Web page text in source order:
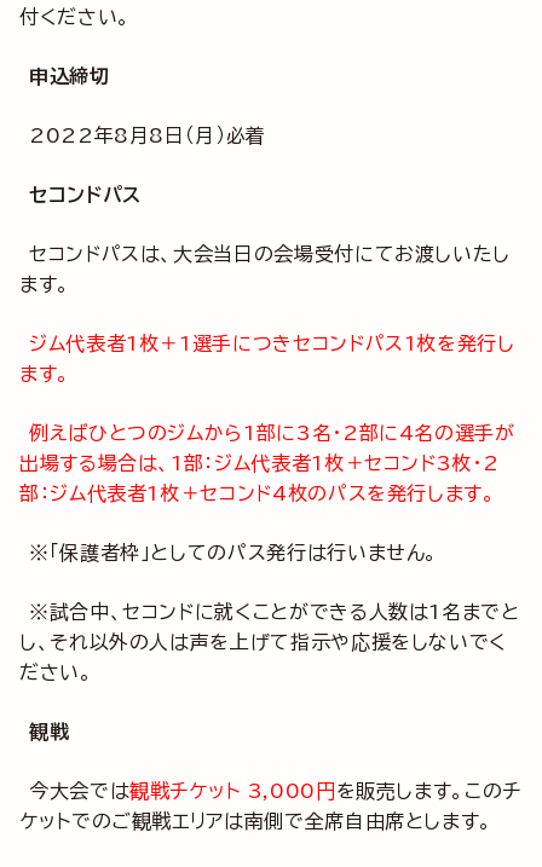
付ください。
申込締切
2022年8月8日（月）必着
セコンドパス
セコンドパスは、大会当日の会場受付にてお渡しいたし
ます。
ジム代表者1枚＋1選手につきセコンドパス1枚を発行し
ます。
例えばひとつのジムから1部に3名・2部に4名の選手が
出場する場合は、1部：ジム代表者1枚＋セコンド3枚・2
部：ジム代表者1枚＋セコンド4枚のパスを発行します。
※「保護者枠」としてのパス発行は行いません。
※試合中、セコンドに就くことができる人数は1名までと
し、それ以外の人は声を上げて指示や応援をしないでく
ださい。
観戦
今大会では観戦チケット 3,000円 を販売します。このチ
ケットでのご観戦エリアは南側で全席自由席とします。